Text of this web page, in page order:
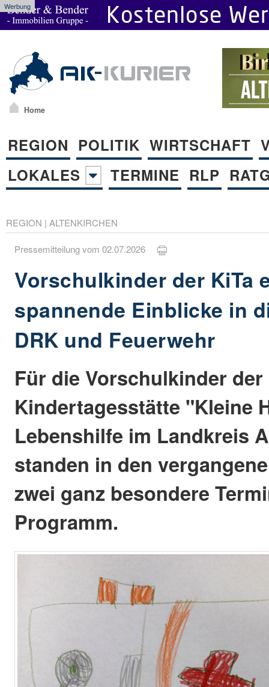
Werbung
Home
REGION POLITIK WIRTSCHAFT
LOKALES
TERMINE RLP
REGION | ALTENKIRCHEN
Pressemitteilung vom 02.07.2026
Vorschulkinder der KiTa
spannende Einblicke in
DRK und Feuerwehr
Für die Vorschulkinder der
Kindertagesstätte "Kleine
Lebenshilfe im Landkreis
standen in den
zwei ganz besondere
Programm.